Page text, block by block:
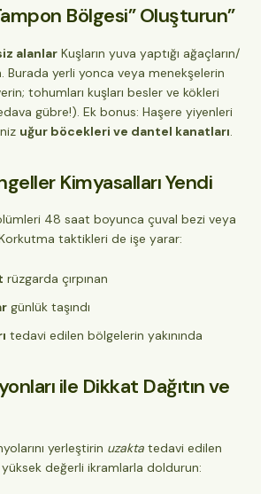
Bölgesi” Oluşturun”
alanlarKuşların yuva yaptığı ağaçların/
Burada yerli yonca veya menekşelerin
tohumları kuşları besler ve kökleri
gübre!). Ek bonus: Haşere yiyenleri
uğur böcekleri ve dantel kanatları
Kimyasalları Yendi
48 saat boyunca çuval bezi veya
taktikleri de işe yarar:
rüzgarda çırpınan
günlük taşındı
tedavi edilen bölgelerin yakınında
ile Dikkat Dağıtın ve
yerleştirin uzaktatedavi edilen
değerli ikramlarla doldurun: